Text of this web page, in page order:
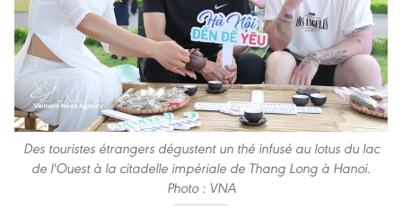
Des touristes étrangers dégustent un thé infusé au lotus du lac
de l'Ouest à la citadelle impériale de Thang Long à Hanoi.
Photo : VNA